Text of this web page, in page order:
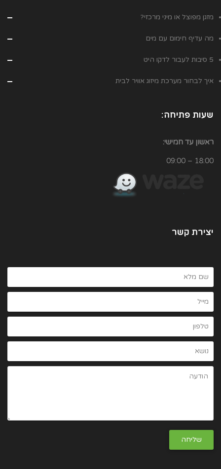
מזגן מפוצל או מיני מרכזי?
מה עדיף חימום עם מים
5 סיבות לעבור לדקו היט
איך לבחור מערכת מיזוג אוויר לבית
שעות פתיחה:
ראשון עד חמישי:
18:00 – 09:00
יצירת קשר